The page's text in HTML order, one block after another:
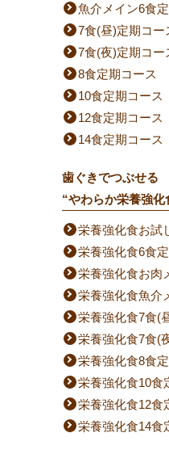
魚介メイン6食
7食(昼)定期コー
7食(夜)定期コー
8食定期コース
10食定期コース
12食定期コース
14食定期コース
歯ぐきでつぶせる
“やわらか栄養強化
栄養強化食お試
栄養強化食6食
栄養強化食お肉
栄養強化食魚介
栄養強化食7食(
栄養強化食7食(
栄養強化食8食
栄養強化食10食
栄養強化食12食
栄養強化食14食